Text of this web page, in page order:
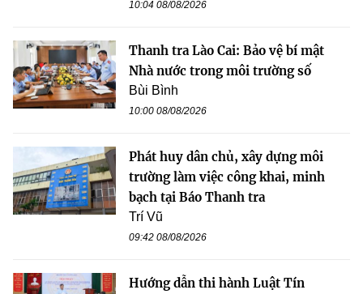
10:04 08/08/2026
Thanh tra Lào Cai: Bảo vệ bí mật
Nhà nước trong môi trường số
Bùi Bình
10:00 08/08/2026
Phát huy dân chủ, xây dựng môi
trường làm việc công khai, minh
bạch tại Báo Thanh tra
Trí Vũ
09:42 08/08/2026
Hướng dẫn thi hành Luật Tín